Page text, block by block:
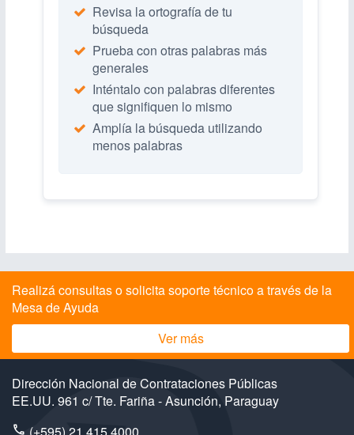
Revisa la ortografía de tu
búsqueda
Prueba con otras palabras más
generales
Inténtalo con palabras diferentes
que signifiquen lo mismo
Amplía la búsqueda utilizando
menos palabras
Realizá consultas o solicita soporte técnico a través de la
Mesa de Ayuda
Ver más
Dirección Nacional de Contrataciones Públicas
EE.UU. 961 c/ Tte. Fariña - Asunción, Paraguay
(+595) 21 415 4000